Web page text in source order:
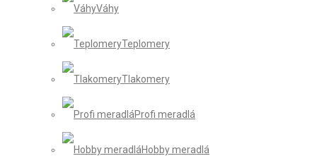
Váhy
Teplomery
Tlakomery
Profi meradlá
Hobby meradlá